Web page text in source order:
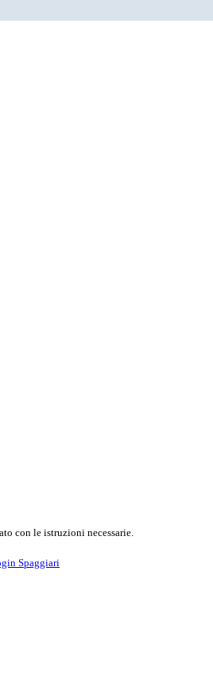
con le istruzioni necessarie.
Spaggiari